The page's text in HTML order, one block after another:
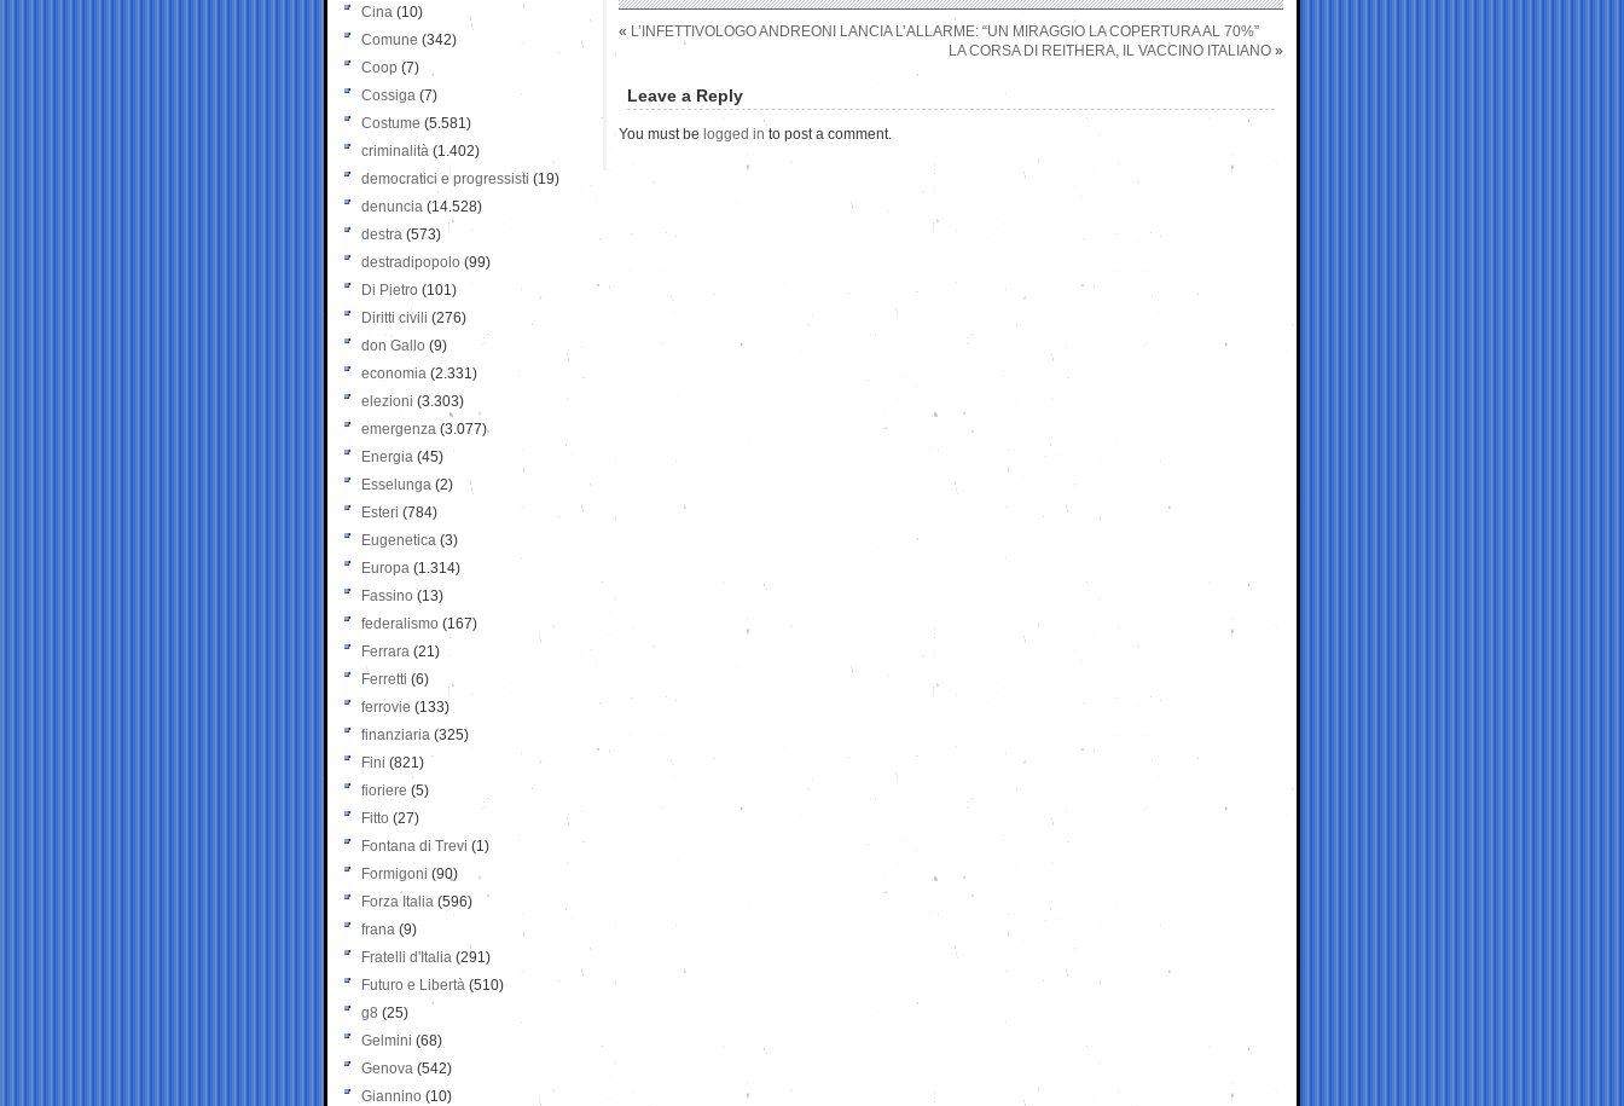
« L’INFETTIVOLOGO ANDREONI LANCIA L’ALLARME: “UN MIRAGGIO LA COPERTURA AL 70%”
LA CORSA DI REITHERA, IL VACCINO ITALIANO »
Leave a Reply
You must be logged in to post a comment.
Cina (10)
Comune (342)
Coop (7)
Cossiga (7)
Costume (5.581)
criminalità (1.402)
democratici e progressisti (19)
denuncia (14.528)
destra (573)
destradipopolo (99)
Di Pietro (101)
Diritti civili (276)
don Gallo (9)
economia (2.331)
elezioni (3.303)
emergenza (3.077)
Energia (45)
Esselunga (2)
Esteri (784)
Eugenetica (3)
Europa (1.314)
Fassino (13)
federalismo (167)
Ferrara (21)
Ferretti (6)
ferrovie (133)
finanziaria (325)
Fini (821)
fioriere (5)
Fitto (27)
Fontana di Trevi (1)
Formigoni (90)
Forza Italia (596)
frana (9)
Fratelli d'Italia (291)
Futuro e Libertà (510)
g8 (25)
Gelmini (68)
Genova (542)
Giannino (10)